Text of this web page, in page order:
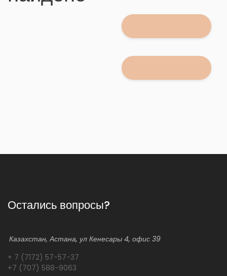
Остались вопросы?
Казахстан, Астана, ул Кенесары 4, офис 39
+ 7 (7172) 57-57-37
+7 (707) 588-9063